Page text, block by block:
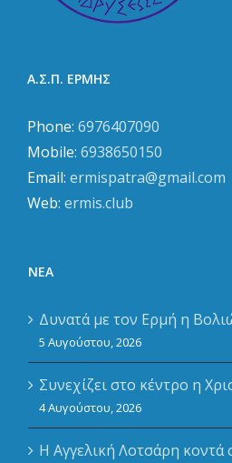
Α.Σ.Π. ΕΡΜΗΣ
Phone: 6976407090
Mobile: 6938650150
Email: ermispatra@gmail.com
Web: ermis.club
ΝΈΑ
Δυνατά με τον Ερμή η
5 Αυγούστου, 2026
Συνεχίζει στο κέντρο η
4 Αυγούστου, 2026
Η Αγγελική Λοτσάρη κοντά